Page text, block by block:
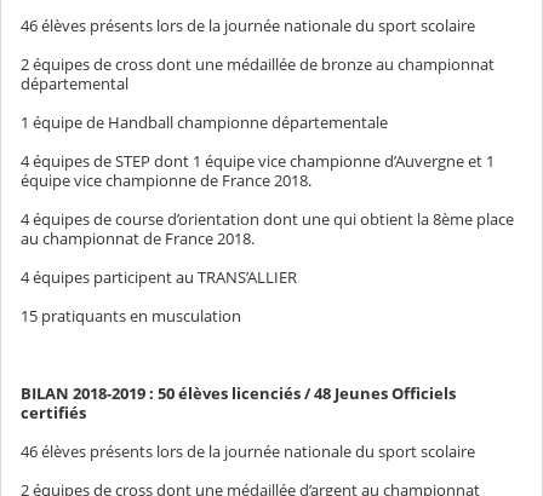
46 élèves présents lors de la journée nationale du sport scolaire
2 équipes de cross dont une médaillée de bronze au championnat
départemental
1 équipe de Handball championne départementale
4 équipes de STEP dont 1 équipe vice championne d’Auvergne et 1
équipe vice championne de France 2018.
4 équipes de course d’orientation dont une qui obtient la 8ème place
au championnat de France 2018.
4 équipes participent au TRANS’ALLIER
15 pratiquants en musculation
BILAN 2018-2019 : 50 élèves licenciés / 48 Jeunes Officiels
certifiés
46 élèves présents lors de la journée nationale du sport scolaire
2 équipes de cross dont une médaillée d’argent au championnat